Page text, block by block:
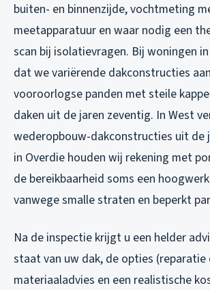
buiten- en binnenzijde, vochtmeting
meetapparatuur en waar nodig een
scan bij isolatievragen. Bij woningen
dat we variërende dakconstructies
vooroorlogse panden met steile
daken uit de jaren zeventig. In West
wederopbouw-dakconstructies uit de
in Overdie houden wij rekening met
de bereikbaarheid soms een
vanwege smalle straten en beperkt
Na de inspectie krijgt u een helder
staat van uw dak, de opties
materiaaladvies en een realistische